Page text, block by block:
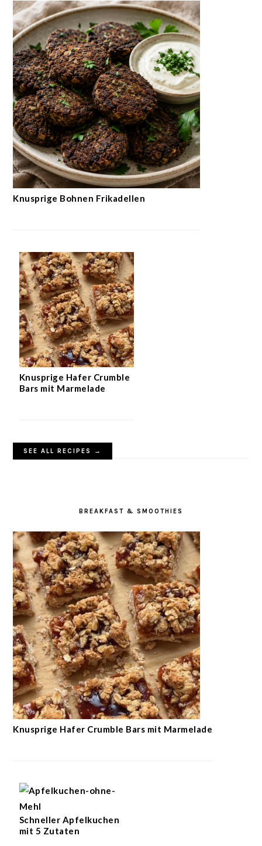
Knusprige Bohnen Frikadellen
Knusprige Hafer Crumble
Bars mit Marmelade
SEE ALL RECIPES →
BREAKFAST & SMOOTHIES
Knusprige Hafer Crumble Bars mit Marmelade
Schneller Apfelkuchen
mit 5 Zutaten